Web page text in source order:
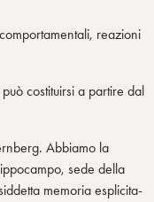
reazioni
costituirsi a partire dal
Abbiamo la
sede della
memoria esplicita-